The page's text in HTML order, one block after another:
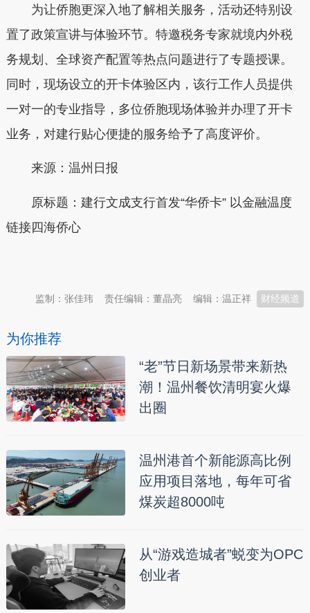
为让侨胞更深入地了解相关服务，活动还特别设
置了政策宣讲与体验环节。特邀税务专家就境内外税
务规划、全球资产配置等热点问题进行了专题授课。
同时，现场设立的开卡体验区内，该行工作人员提供
一对一的专业指导，多位侨胞现场体验并办理了开卡
业务，对建行贴心便捷的服务给予了高度评价。
来源：温州日报
原标题：建行文成支行首发“华侨卡” 以金融温度
链接四海侨心
财经频道
编辑：温正祥
责任编辑：董晶亮
监制：张佳玮
为你推荐
“老”节日新场景带来新热
潮！温州餐饮清明宴火爆
出圈
温州港首个新能源高比例
应用项目落地，每年可省
煤炭超8000吨
从“游戏造城者”蜕变为OPC
创业者